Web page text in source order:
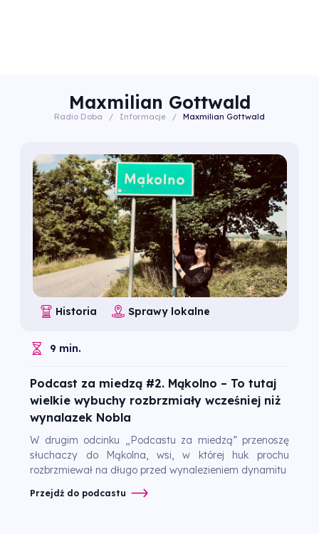
Maxmilian Gottwald
Radio Doba / Informacje / Maxmilian Gottwald
Historia Sprawy lokalne
9 min.
Podcast za miedzą #2. Mąkolno – To tutaj
wielkie wybuchy rozbrzmiały wcześniej niż
wynalazek Nobla
W drugim odcinku „Podcastu za miedzą” przenoszę
słuchaczy do Mąkolna, wsi, w której huk prochu
rozbrzmiewał na długo przed wynalezieniem dynamitu
Przejdź do podcastu